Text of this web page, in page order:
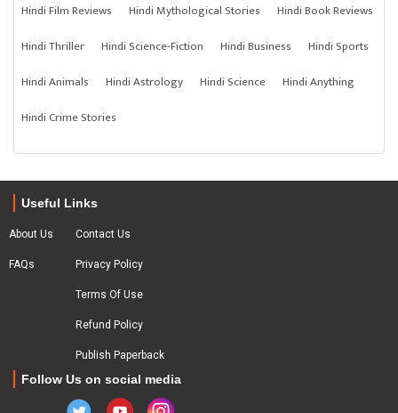
Hindi Film Reviews
Hindi Mythological Stories
Hindi Book Reviews
Hindi Thriller
Hindi Science-Fiction Hindi Business
Hindi Sports
Hindi Animals
Hindi Astrology Hindi Science
Hindi Anything
Hindi Crime Stories
Useful Links
About Us
FAQs
Contact Us
Privacy Policy
Terms Of Use
Refund Policy
Publish Paperback
Follow Us on social media